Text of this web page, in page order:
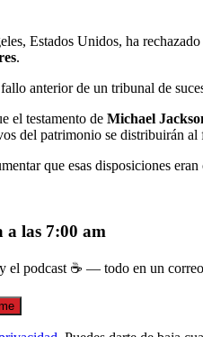
Estados Unidos, ha
.
anterior de un tribunal de
el testamento de Michael
del patrimonio se distribuirán
que esas disposiciones
a las 7:00 am
el podcast ☕ — todo en un